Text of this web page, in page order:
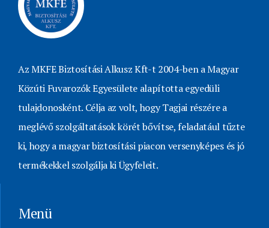
Az MKFE Biztosítási Alkusz Kft-t 2004-ben a Magyar
Közúti Fuvarozók Egyesülete alapította egyedüli
tulajdonosként. Célja az volt, hogy Tagjai részére a
meglévő szolgáltatások körét bővítse, feladatául tűzte
ki, hogy a magyar biztosítási piacon versenyképes és jó
termékekkel szolgálja ki Ügyfeleit.
Menü